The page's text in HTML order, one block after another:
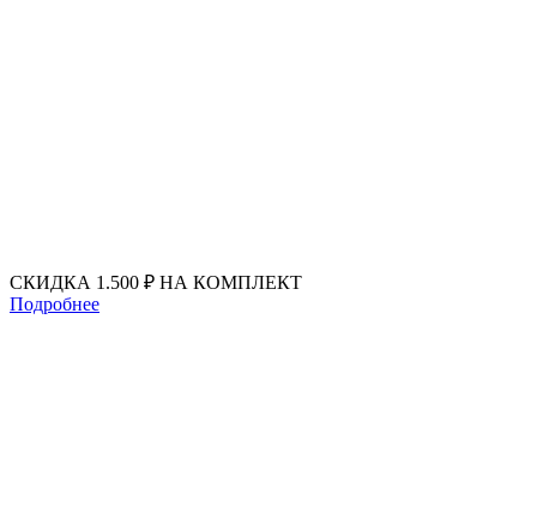
СКИДКА 1.500 ₽ НА КОМПЛЕКТ
Подробнее